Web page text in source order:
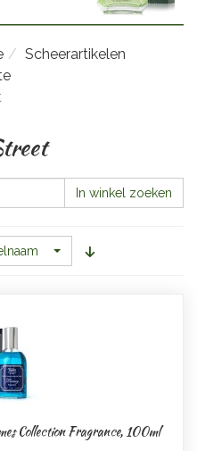
Scheerartikelen
In winkel zoeken
Collection Fragrance, 100ml